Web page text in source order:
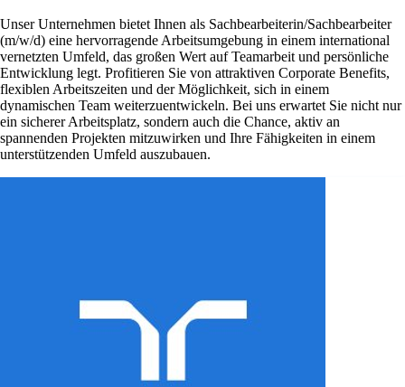
Unser Unternehmen bietet Ihnen als Sachbearbeiterin/Sachbearbeiter
(m/w/d) eine hervorragende Arbeitsumgebung in einem international
vernetzten Umfeld, das großen Wert auf Teamarbeit und persönliche
Entwicklung legt. Profitieren Sie von attraktiven Corporate Benefits,
flexiblen Arbeitszeiten und der Möglichkeit, sich in einem
dynamischen Team weiterzuentwickeln. Bei uns erwartet Sie nicht nur
ein sicherer Arbeitsplatz, sondern auch die Chance, aktiv an
spannenden Projekten mitzuwirken und Ihre Fähigkeiten in einem
unterstützenden Umfeld auszubauen.